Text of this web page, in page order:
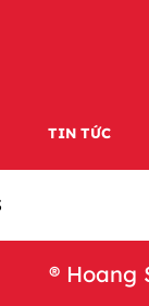
TIN TỨC
® Hoang